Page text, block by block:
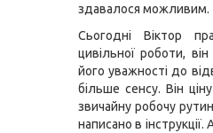
здавалося можливим.
Сьогодні Віктор
цивільної роботи,
його уважності до
більше сенсу. Він
звичайну робочу
написано в